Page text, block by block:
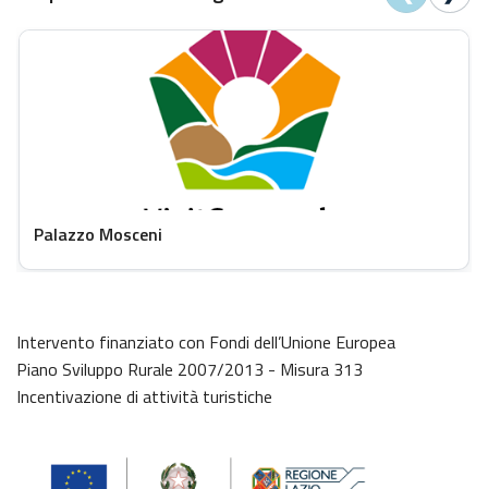
Palazzo Mosceni
Intervento finanziato con Fondi dell’Unione Europea
Piano Sviluppo Rurale 2007/2013 - Misura 313
Incentivazione di attività turistiche